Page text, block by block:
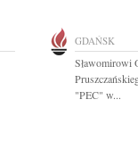
GDAŃSK
Sławomirowi
"PEC" w...